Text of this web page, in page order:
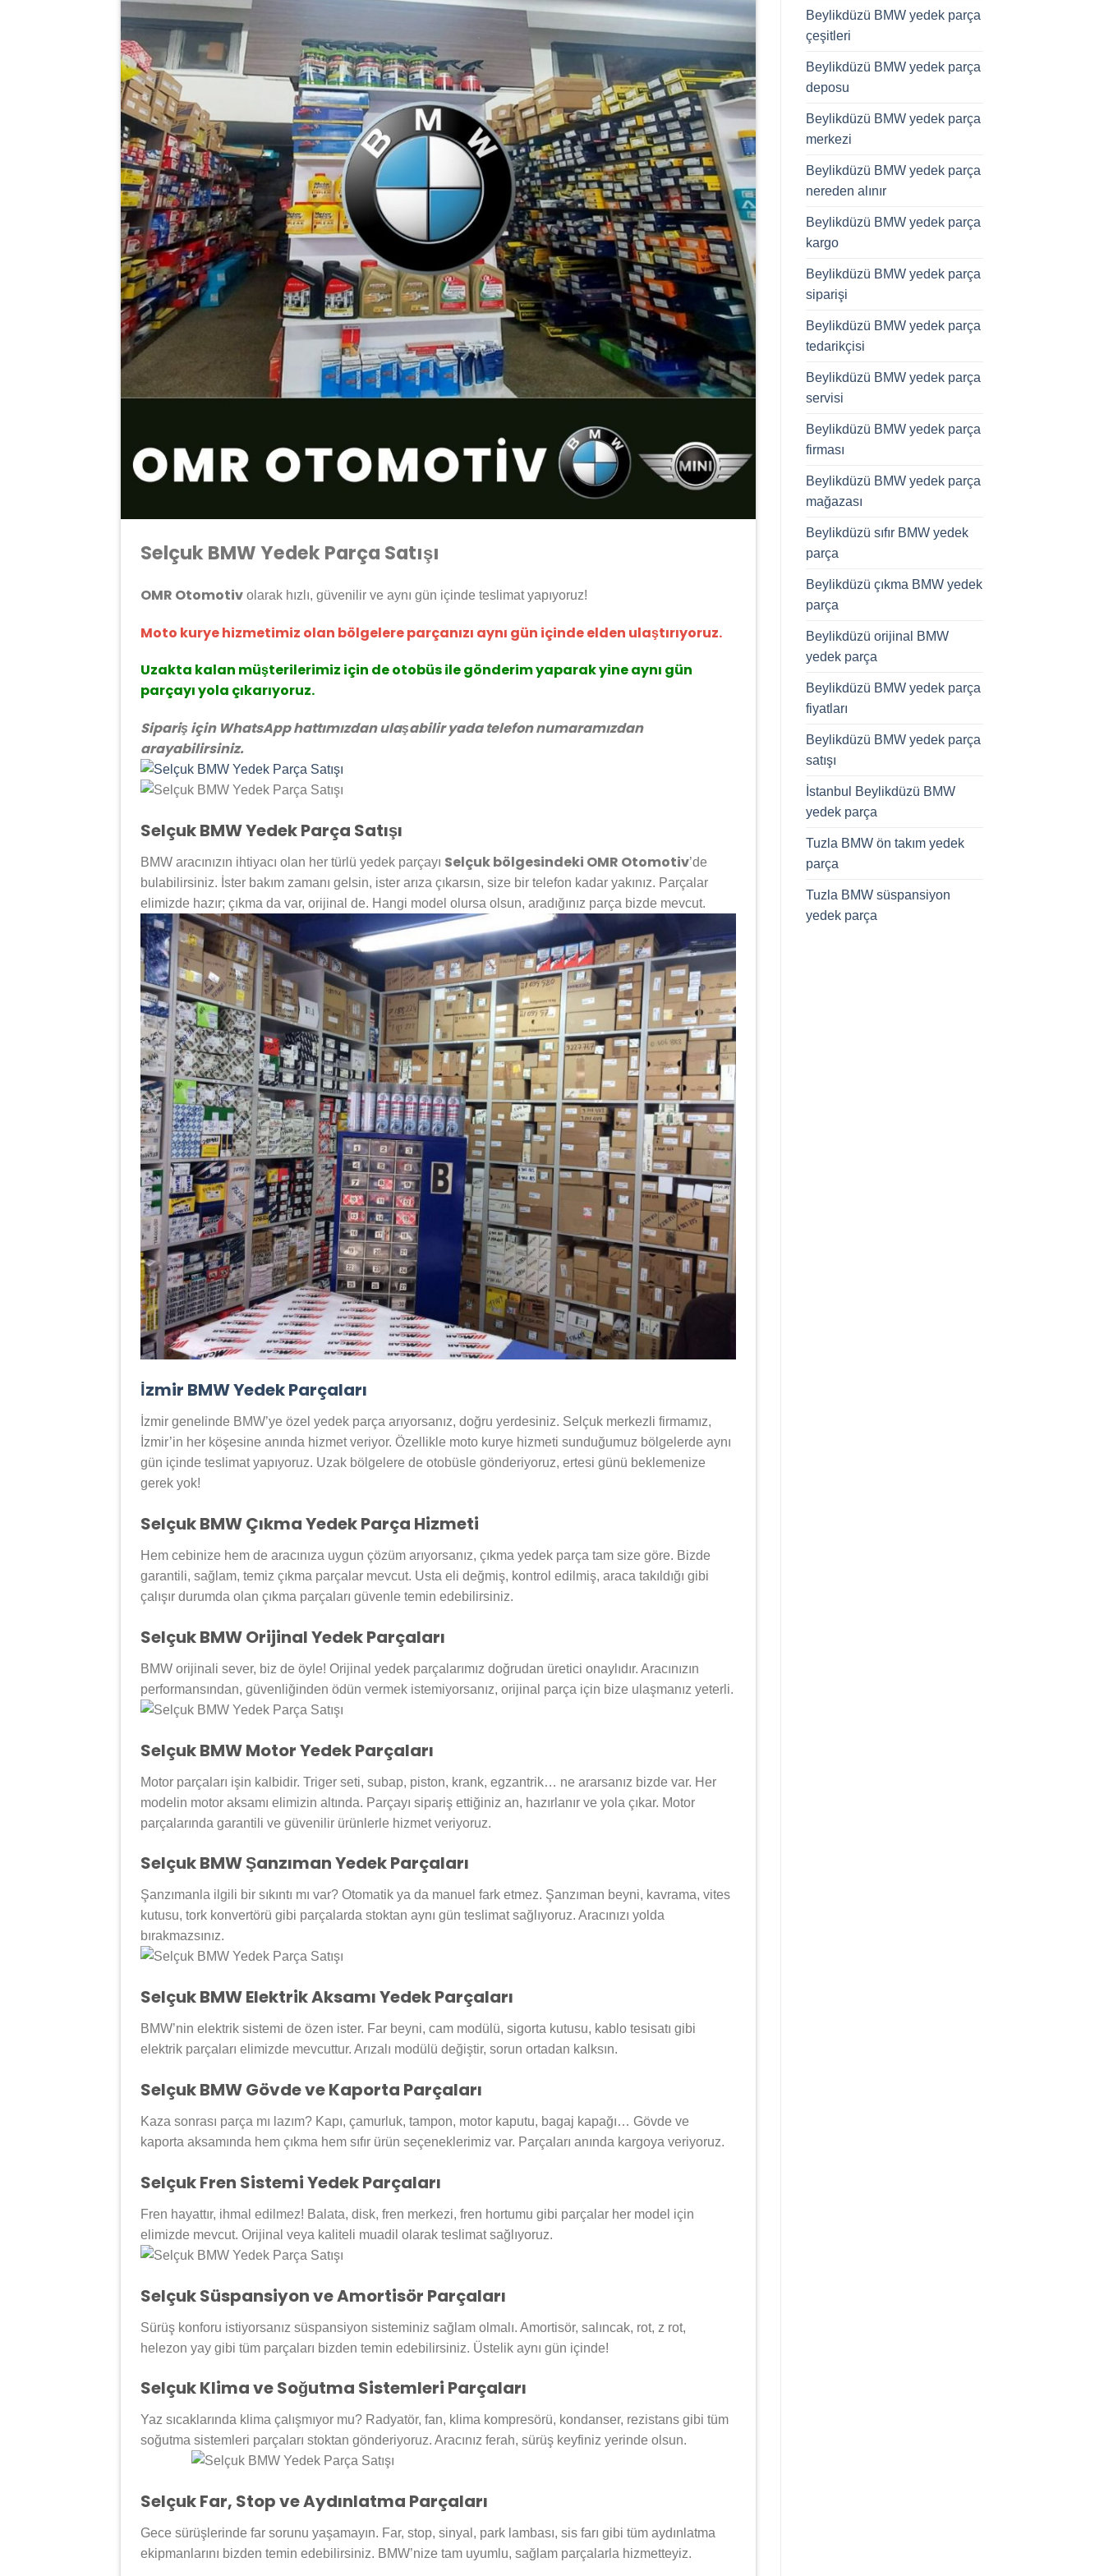
Selçuk BMW Yedek Parça Satışı
OMR Otomotiv olarak hızlı, güvenilir ve aynı gün içinde teslimat yapıyoruz!
Moto kurye hizmetimiz olan bölgelere parçanızı aynı gün içinde elden ulaştırıyoruz.
Uzakta kalan müşterilerimiz için de otobüs ile gönderim yaparak yine aynı gün
parçayı yola çıkarıyoruz.
Sipariş için WhatsApp hattımızdan ulaşabilir yada telefon numaramızdan
arayabilirsiniz.
Selçuk BMW Yedek Parça Satışı
BMW aracınızın ihtiyacı olan her türlü yedek parçayı Selçuk bölgesindeki OMR Otomotiv’de
bulabilirsiniz. İster bakım zamanı gelsin, ister arıza çıkarsın, size bir telefon kadar yakınız. Parçalar
elimizde hazır; çıkma da var, orijinal de. Hangi model olursa olsun, aradığınız parça bizde mevcut.
İzmir BMW Yedek Parçaları
İzmir genelinde BMW’ye özel yedek parça arıyorsanız, doğru yerdesiniz. Selçuk merkezli firmamız,
İzmir’in her köşesine anında hizmet veriyor. Özellikle moto kurye hizmeti sunduğumuz bölgelerde aynı
gün içinde teslimat yapıyoruz. Uzak bölgelere de otobüsle gönderiyoruz, ertesi günü beklemenize
gerek yok!
Selçuk BMW Çıkma Yedek Parça Hizmeti
Hem cebinize hem de aracınıza uygun çözüm arıyorsanız, çıkma yedek parça tam size göre. Bizde
garantili, sağlam, temiz çıkma parçalar mevcut. Usta eli değmiş, kontrol edilmiş, araca takıldığı gibi
çalışır durumda olan çıkma parçaları güvenle temin edebilirsiniz.
Selçuk BMW Orijinal Yedek Parçaları
BMW orijinali sever, biz de öyle! Orijinal yedek parçalarımız doğrudan üretici onaylıdır. Aracınızın
performansından, güvenliğinden ödün vermek istemiyorsanız, orijinal parça için bize ulaşmanız yeterli.
Selçuk BMW Motor Yedek Parçaları
Motor parçaları işin kalbidir. Triger seti, subap, piston, krank, egzantrik… ne ararsanız bizde var. Her
modelin motor aksamı elimizin altında. Parçayı sipariş ettiğiniz an, hazırlanır ve yola çıkar. Motor
parçalarında garantili ve güvenilir ürünlerle hizmet veriyoruz.
Selçuk BMW Şanzıman Yedek Parçaları
Şanzımanla ilgili bir sıkıntı mı var? Otomatik ya da manuel fark etmez. Şanzıman beyni, kavrama, vites
kutusu, tork konvertörü gibi parçalarda stoktan aynı gün teslimat sağlıyoruz. Aracınızı yolda
bırakmazsınız.
Selçuk BMW Elektrik Aksamı Yedek Parçaları
BMW’nin elektrik sistemi de özen ister. Far beyni, cam modülü, sigorta kutusu, kablo tesisatı gibi
elektrik parçaları elimizde mevcuttur. Arızalı modülü değiştir, sorun ortadan kalksın.
Selçuk BMW Gövde ve Kaporta Parçaları
Kaza sonrası parça mı lazım? Kapı, çamurluk, tampon, motor kaputu, bagaj kapağı… Gövde ve
kaporta aksamında hem çıkma hem sıfır ürün seçeneklerimiz var. Parçaları anında kargoya veriyoruz.
Selçuk Fren Sistemi Yedek Parçaları
Fren hayattır, ihmal edilmez! Balata, disk, fren merkezi, fren hortumu gibi parçalar her model için
elimizde mevcut. Orijinal veya kaliteli muadil olarak teslimat sağlıyoruz.
Selçuk Süspansiyon ve Amortisör Parçaları
Sürüş konforu istiyorsanız süspansiyon sisteminiz sağlam olmalı. Amortisör, salıncak, rot, z rot,
helezon yay gibi tüm parçaları bizden temin edebilirsiniz. Üstelik aynı gün içinde!
Selçuk Klima ve Soğutma Sistemleri Parçaları
Yaz sıcaklarında klima çalışmıyor mu? Radyatör, fan, klima kompresörü, kondanser, rezistans gibi tüm
soğutma sistemleri parçaları stoktan gönderiyoruz. Aracınız ferah, sürüş keyfiniz yerinde olsun.
Selçuk Far, Stop ve Aydınlatma Parçaları
Gece sürüşlerinde far sorunu yaşamayın. Far, stop, sinyal, park lambası, sis farı gibi tüm aydınlatma
ekipmanlarını bizden temin edebilirsiniz. BMW’nize tam uyumlu, sağlam parçalarla hizmetteyiz.
Beylikdüzü BMW yedek parça
çeşitleri
Beylikdüzü BMW yedek parça
deposu
Beylikdüzü BMW yedek parça
merkezi
Beylikdüzü BMW yedek parça
nereden alınır
Beylikdüzü BMW yedek parça
kargo
Beylikdüzü BMW yedek parça
siparişi
Beylikdüzü BMW yedek parça
tedarikçisi
Beylikdüzü BMW yedek parça
servisi
Beylikdüzü BMW yedek parça
firması
Beylikdüzü BMW yedek parça
mağazası
Beylikdüzü sıfır BMW yedek
parça
Beylikdüzü çıkma BMW yedek
parça
Beylikdüzü orijinal BMW
yedek parça
Beylikdüzü BMW yedek parça
fiyatları
Beylikdüzü BMW yedek parça
satışı
İstanbul Beylikdüzü BMW
yedek parça
Tuzla BMW ön takım yedek
parça
Tuzla BMW süspansiyon
yedek parça